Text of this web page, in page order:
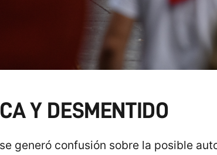
Y DESMENTIDO
generó confusión sobre la posible